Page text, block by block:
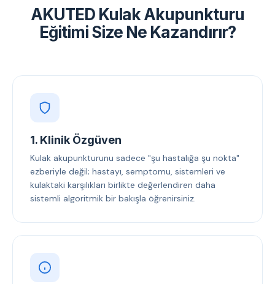
AKUTED Kulak Akupunkturu
Eğitimi Size Ne Kazandırır?
1. Klinik Özgüven
Kulak akupunkturunu sadece "şu hastalığa şu nokta"
ezberiyle değil; hastayı, semptomu, sistemleri ve
kulaktaki karşılıkları birlikte değerlendiren daha
sistemli algoritmik bir bakışla öğrenirsiniz.